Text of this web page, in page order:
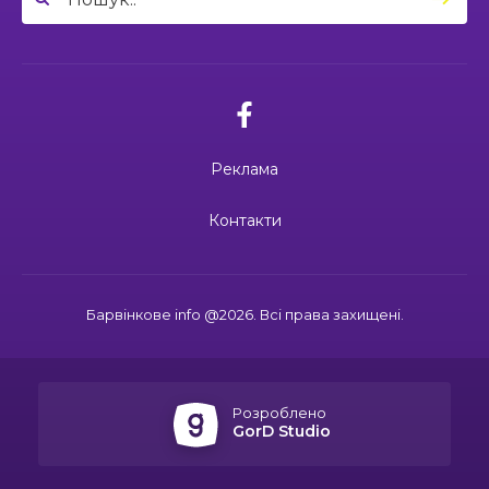
04:27
Барвінківського ліцею №1 пройшли фахове
Спільними зусиллями заради дітей: у
Барвінковому створили сучасний творчий
Поки звучить материнська молитва,
живе пам’ять
життя зупинився на цифрі 24
Барвінкове info @2026. Всі права захищені.
Реклама
Контакти
Розроблено
GorD Studio